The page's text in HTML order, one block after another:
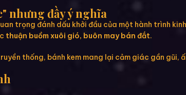
nhưng đầy ý nghĩa
trọng đánh dấu khởi đầu của một hành trình
thuận buồm xuôi gió, buôn may bán đắt.
thống, bánh kem mang lại cảm giác gần gũi,